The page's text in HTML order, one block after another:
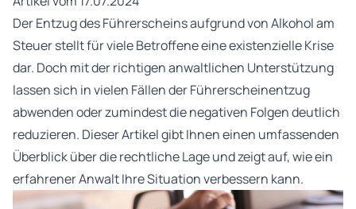
Der Entzug des Führerscheins aufgrund von Alkohol am
Steuer stellt für viele Betroffene eine existenzielle Krise
dar. Doch mit der richtigen anwaltlichen Unterstützung
lassen sich in vielen Fällen der Führerscheinentzug
abwenden oder zumindest die negativen Folgen deutlich
reduzieren. Dieser Artikel gibt Ihnen einen umfassenden
Überblick über die rechtliche Lage und zeigt auf, wie ein
erfahrener Anwalt Ihre Situation verbessern kann.